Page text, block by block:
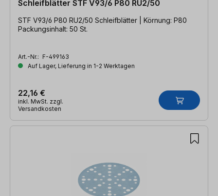
Schleifblätter STF V93/6 P80 RU2/50
STF V93/6 P80 RU2/50 Schleifblätter | Körnung: P80
Packungsinhalt: 50 St.
Art.-Nr.: F-499163
Auf Lager, Lieferung in 1-2 Werktagen
22,16 €
inkl. MwSt. zzgl.
Versandkosten